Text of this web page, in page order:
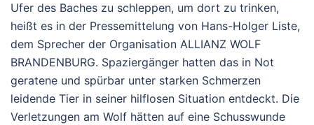
Ufer des Baches zu schleppen, um dort zu trinken,
heißt es in der Pressemittelung von Hans-Holger Liste,
dem Sprecher der Organisation ALLIANZ WOLF
BRANDENBURG. Spaziergänger hatten das in Not
geratene und spürbar unter starken Schmerzen
leidende Tier in seiner hilflosen Situation entdeckt. Die
Verletzungen am Wolf hätten auf eine Schusswunde